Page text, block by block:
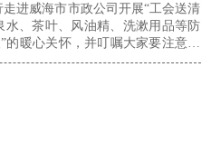
进威海市市政公司开展“工会送清
、茶叶、风油精、洗漱用品等防
暖心关怀，并叮嘱大家要注意防
作业劳动保护工作。